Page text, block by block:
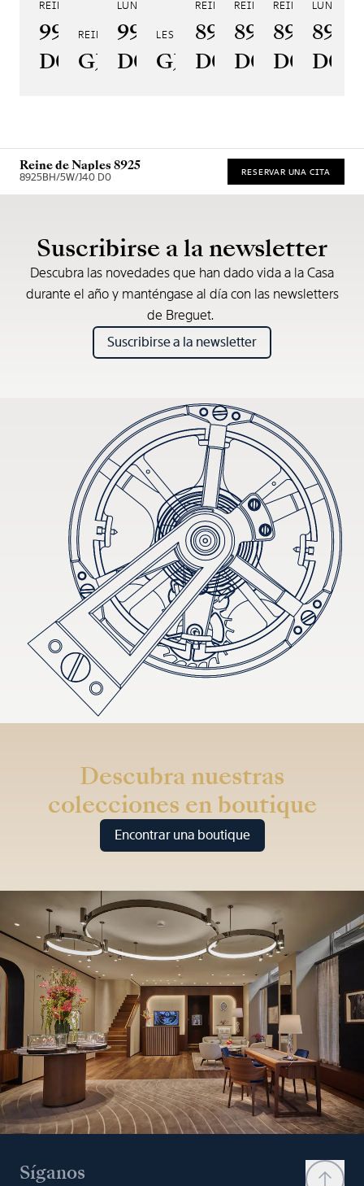
REINE DE NAPLES 9915
9915BB/58/964
D0
REINE DE NAPLES PERLES IMPÉRIALES
GJ29BH89254DD5J4
LUNE 9935
9935BH/4Y/J40
D0
LES JARDINS DU PETIT TRIANON
GJE25BH20.8985DB
REINE DE NAPLES 8925
8925BH/4N/J40
D0
REINE DE NAPLES 8918
8918BB/5D/
D0
REINE DE
D0
LUNE
Reine de Naples 8925
8925BH/5W/J40 D0 RESERVAR UNA CITA
Suscribirse a la newsletter
Descubra las novedades que han dado vida a la Casa
durante el año y manténgase al día con las newsletters
de Breguet.
Suscribirse a la newsletter
Descubra nuestras
colecciones en boutique
Encontrar una boutique
Síganos